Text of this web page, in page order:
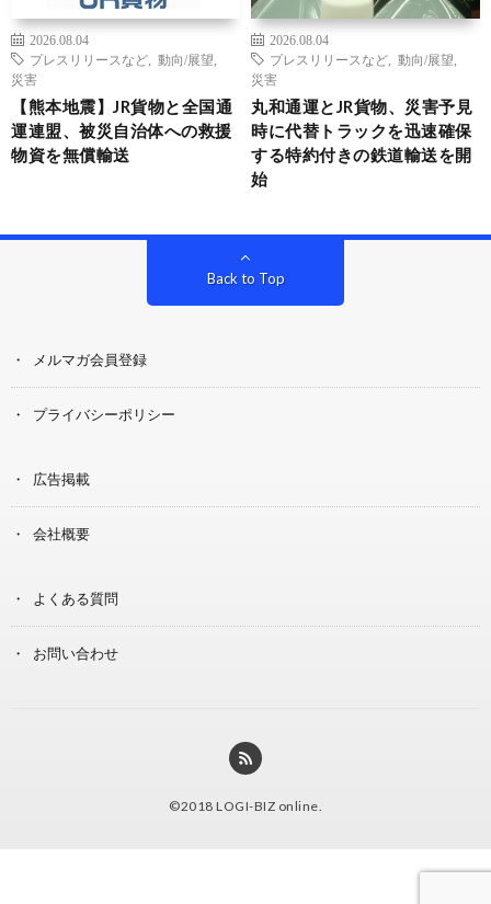
2026.08.04
プレスリリースなど
動向/展望
災害
【熊本地震】JR貨物と全国通
運連盟、被災自治体への救援
物資を無償輸送
2026.08.04
プレスリリースなど
動向/展望
災害
丸和通運とJR貨物、災害予見
時に代替トラックを迅速確保
する特約付きの鉄道輸送を開
始
Back to Top
メルマガ会員登録
プライバシーポリシー
広告掲載
会社概要
よくある質問
お問い合わせ
©2018 LOGI-BIZ online